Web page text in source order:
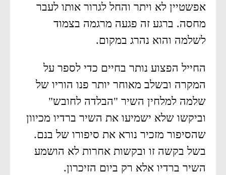
אפשטיין לא ויתר והחל לגרור אותו לעבר
מחסה. ברגע זה פגעה מרגמה בצמוד
לשלמה והוא נהרג במקום.
החייל הפצוע נותר בחיים כדי לספר על
המקרה ובשלב מאוחר יותר פנו הוריו של
שלמה למלחין השיר "הבלדה לחובש"
וביקשו שלא ישמיעו את השיר ברדיו מכיוון
שהסיפור מזכיר נורא את סיפורו של בנם.
בשל בקשה זו ובקשות אחרות לא הושמע
השיר ברדיו אלא רק ביום הזיכרון.